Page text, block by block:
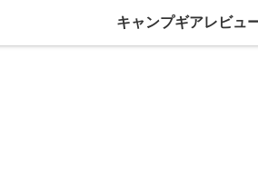
キャンプギアレビュ